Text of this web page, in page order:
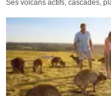
Ses volcans actifs, cascades,